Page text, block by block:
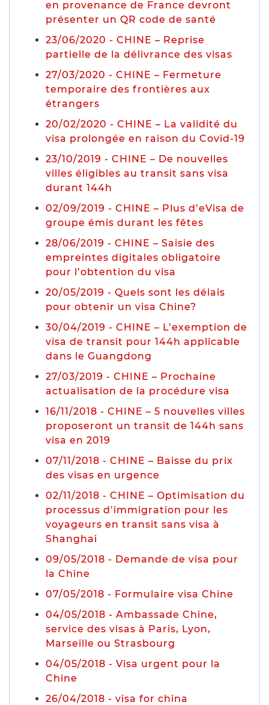
en provenance de France devront
présenter un QR code de santé
23/06/2020 - CHINE – Reprise
partielle de la délivrance des visas
27/03/2020 - CHINE – Fermeture
temporaire des frontières aux
étrangers
20/02/2020 - CHINE – La validité du
visa prolongée en raison du Covid-19
23/10/2019 - CHINE – De nouvelles
villes éligibles au transit sans visa
durant 144h
02/09/2019 - CHINE – Plus d’eVisa de
groupe émis durant les fêtes
28/06/2019 - CHINE – Saisie des
empreintes digitales obligatoire
pour l’obtention du visa
20/05/2019 - Quels sont les délais
pour obtenir un visa Chine?
30/04/2019 - CHINE – L’exemption de
visa de transit pour 144h applicable
dans le Guangdong
27/03/2019 - CHINE – Prochaine
actualisation de la procédure visa
16/11/2018 - CHINE – 5 nouvelles villes
proposeront un transit de 144h sans
visa en 2019
07/11/2018 - CHINE – Baisse du prix
des visas en urgence
02/11/2018 - CHINE – Optimisation du
processus d’immigration pour les
voyageurs en transit sans visa à
Shanghai
09/05/2018 - Demande de visa pour
la Chine
07/05/2018 - Formulaire visa Chine
04/05/2018 - Ambassade Chine,
service des visas à Paris, Lyon,
Marseille ou Strasbourg
04/05/2018 - Visa urgent pour la
Chine
26/04/2018 - visa for china